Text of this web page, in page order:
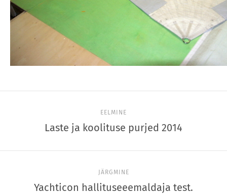
EELMINE
Laste ja koolituse purjed 2014
JÄRGMINE
Yachticon hallituseeemaldaja test.